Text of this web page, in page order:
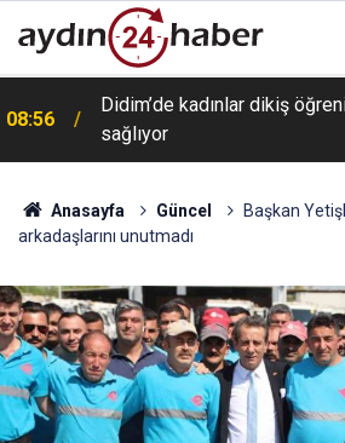
08:56
Didim’de kadınlar dikiş
sağlıyor
Anasayfa Güncel
Başkan
arkadaşlarını unutmadı